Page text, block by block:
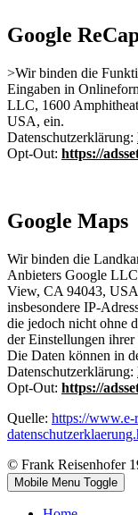
Google
>Wir binden die
Eingaben in
LLC, 1600
USA, ein.
Datenschutzerklärung:
Opt-Out: https://
Google Maps
Wir binden die
Anbieters Google
View, CA 94043,
insbesondere IP-
die jedoch nicht ohne
der Einstellungen
Die Daten können in
Datenschutzerklärung:
Opt-Out: https://
Quelle: https://www.e-
© Frank Reisenhofer
Mobile Menu Toggle